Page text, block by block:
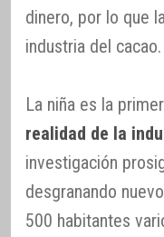
dinero, por lo que
industria del cacao.
La niña es la
realidad de la
investigación
desgranando
500 habitantes